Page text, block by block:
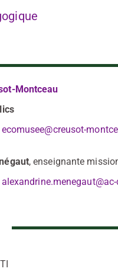
Montceau
ecomusee@creusot-
, enseignante